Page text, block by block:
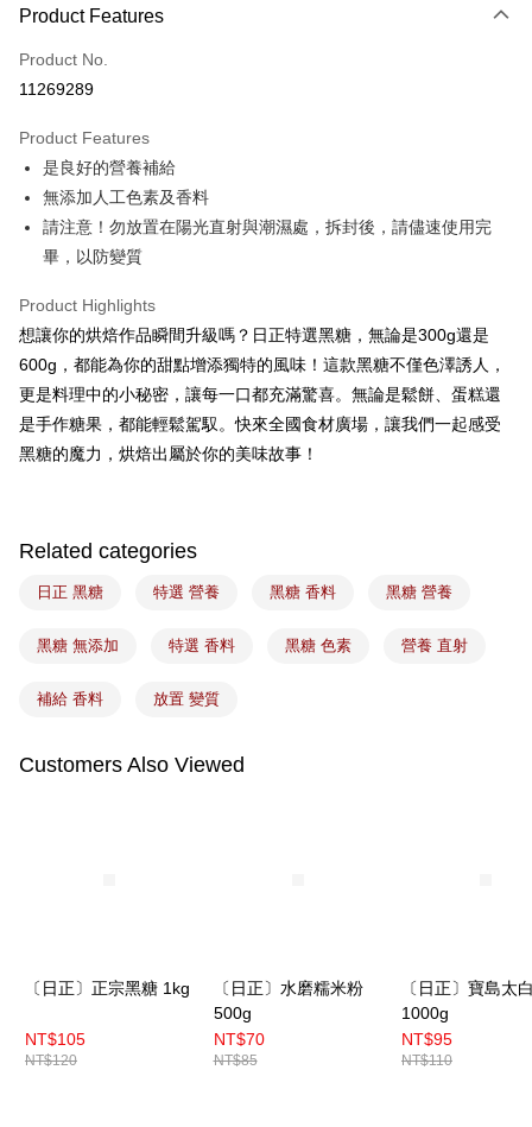
Credit Card (Full Payment)
LINE Pay
Easy Wallet
Google Pay
Shipping Method
NT$100/order | Free shipping on orders of NT$1,500 or more
常溫宅配-(限重20kg以下)
Product Features
Product No.
11269289
Product Features
是良好的營養補給
無添加人工色素及香料
請注意！勿放置在陽光直射與潮濕處，拆封後，請儘速使用完
畢，以防變質
Product Highlights
想讓你的烘焙作品瞬間升級嗎？日正特選黑糖，無論是300g還是
600g，都能為你的甜點增添獨特的風味！這款黑糖不僅色澤誘人，
更是料理中的小秘密，讓每一口都充滿驚喜。無論是鬆餅、蛋糕還
是手作糖果，都能輕鬆駕馭。快來全國食材廣場，讓我們一起感受
黑糖的魔力，烘焙出屬於你的美味故事！
Related categories
日正 黑糖 特選 營養 黑糖 香料 黑糖 營養
黑糖 無添加 特選 香料 黑糖 色素 營養 直射
補給 香料 放置 變質
Customers Also Viewed
〔日正〕正宗黑糖 1kg
NT$105
NT$120
〔日正〕水磨糯米粉
500g
NT$70
NT$85
〔日正〕寶島太
1000g
NT$95
NT$110